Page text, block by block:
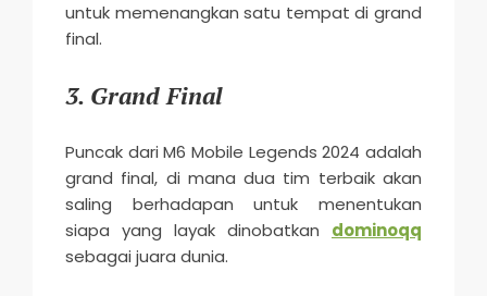
untuk memenangkan satu tempat di grand
final.
3. Grand Final
Puncak dari M6 Mobile Legends 2024 adalah
grand final, di mana dua tim terbaik akan
saling berhadapan untuk menentukan
siapa yang layak dinobatkan dominoqq
sebagai juara dunia.